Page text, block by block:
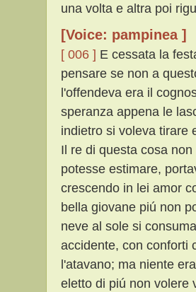
una volta e altra poi
[Voice: pampinea ]
[ 006 ] E cessata la
pensare se non a
l'offendeva era il
speranza appena le
indietro si voleva tirare
Il re di questa cosa
potesse estimare,
crescendo in lei amor
bella giovane piú non
neve al sole si
accidente, con conforti
l'atavano; ma niente
eletto di piú non volere